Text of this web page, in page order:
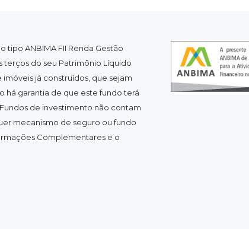
ANBIMA FII Renda Gestão
do seu Patrimônio Líquido
já construídos, que sejam
há garantia de que este fundo terá
de investimento não contam
mecanismo de seguro ou fundo
Complementares e o